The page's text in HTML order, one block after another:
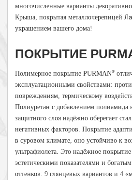
многочисленные варианты
Крыша, покрытая металлочерепицей
украшением вашего дома!
ПОКРЫТИЕ
Полимерное покрытие PURMAN®
эксплуатационными свойствами:
повреждениям, термическому
Полиуретан с добавлением полиамида
защитного слоя надёжно оберегает
негативных факторов. Покрытие
в суровом климате, оно устойчиво к
ультрафиолета. Это надёжное
эстетическими показателями и
оттенков: 9 глянцевых вариантов и 4